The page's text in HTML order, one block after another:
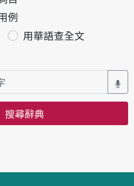
例
用華語查全文
搜尋辭典